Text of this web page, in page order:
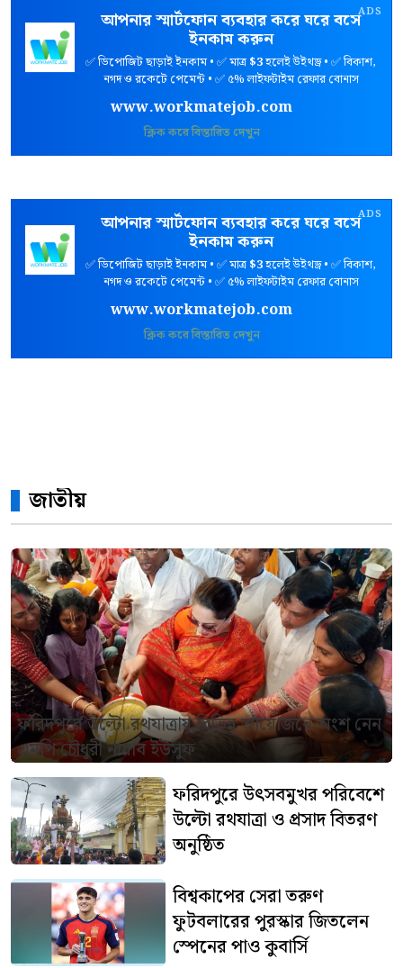
ADS
আপনার স্মার্টফোন ব্যবহার করে ঘরে বসে
ইনকাম করুন
✅ ডিপোজিট ছাড়াই ইনকাম • ✅ মাত্র$3হলেই উইথড্র • ✅ বিকাশ,
নগদ ও রকেটে পেমেন্ট • ✅ ৫% লাইফটাইম রেফার বোনাস
www.workmatejob.com
ক্লিক করে বিস্তারিত দেখুন
ADS
আপনার স্মার্টফোন ব্যবহার করে ঘরে বসে
ইনকাম করুন
✅ ডিপোজিট ছাড়াই ইনকাম • ✅ মাত্র$3হলেই উইথড্র • ✅ বিকাশ,
নগদ ও রকেটে পেমেন্ট • ✅ ৫% লাইফটাইম রেফার বোনাস
www.workmatejob.com
ক্লিক করে বিস্তারিত দেখুন
জাতীয়
ফরিদপুরে উল্টো রথযাত্রায় বিভিন্ন আয়োজনে অংশ নেন
এমপি চৌধুরী নায়াব ইউসুফ
ফরিদপুরে উৎসবমুখর পরিবেশে
উল্টো রথযাত্রা ও প্রসাদ বিতরণ
অনুষ্ঠিত
বিশ্বকাপের সেরা তরুণ
ফুটবলারের পুরস্কার জিতলেন
স্পেনের পাও কুবার্সি